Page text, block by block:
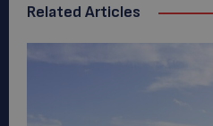
Related Articles